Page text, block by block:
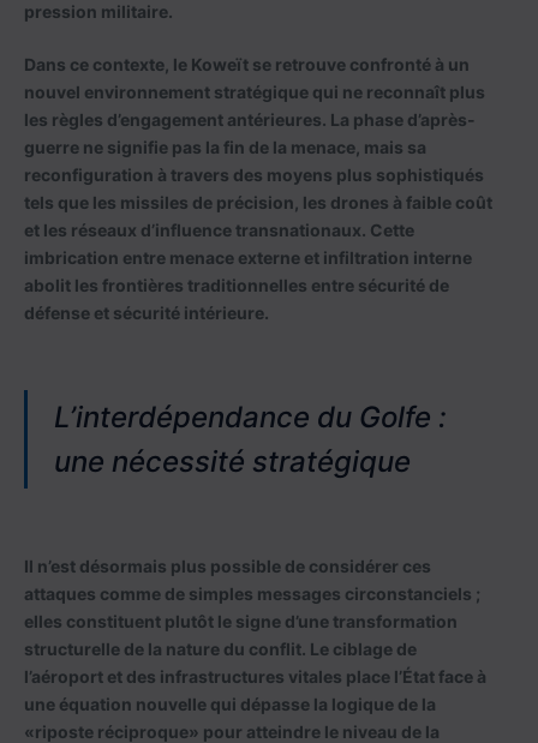
pression militaire.
Dans ce contexte, le Koweït se retrouve confronté à un
nouvel environnement stratégique qui ne reconnaît plus
les règles d’engagement antérieures. La phase d’après-
guerre ne signifie pas la fin de la menace, mais sa
reconfiguration à travers des moyens plus sophistiqués
tels que les missiles de précision, les drones à faible coût
et les réseaux d’influence transnationaux. Cette
imbrication entre menace externe et infiltration interne
abolit les frontières traditionnelles entre sécurité de
défense et sécurité intérieure.
L’interdépendance du Golfe :
une nécessité stratégique
Il n’est désormais plus possible de considérer ces
attaques comme de simples messages circonstanciels ;
elles constituent plutôt le signe d’une transformation
structurelle de la nature du conflit. Le ciblage de
l’aéroport et des infrastructures vitales place l’État face à
une équation nouvelle qui dépasse la logique de la
«riposte réciproque» pour atteindre le niveau de la